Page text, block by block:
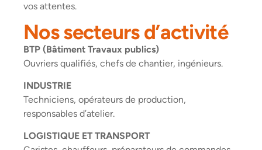
vos attentes.
Nos secteurs d’activité
BTP (Bâtiment Travaux publics)
Ouvriers qualifiés, chefs de chantier, ingénieurs.
INDUSTRIE
Techniciens, opérateurs de production,
responsables d’atelier.
LOGISTIQUE ET TRANSPORT